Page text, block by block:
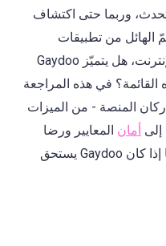
وربما حتى اكتشاف
من تطبيقات
المواعدة لمجتمع الميم التي تغمر الإنترنت، هل يتميّز Gaydoo
في هذه المراجعة
المنصة - من الميزات
إلى أمان المعايير ورضا
المستخدم - لمساعدتك في تحديد ما إذا كان Gaydoo يستحق